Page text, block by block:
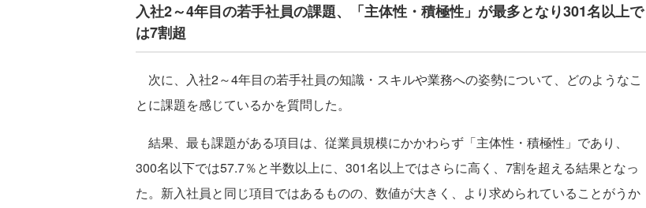
入社2～4年目の若手社員の課題、「主体性・積極性」が最多となり301名以上で
は7割超
次に、入社2～4年目の若手社員の知識・スキルや業務への姿勢について、どのようなこ
とに課題を感じているかを質問した。
結果、最も課題がある項目は、従業員規模にかかわらず「主体性・積極性」であり、
300名以下では57.7％と半数以上に、301名以上ではさらに高く、7割を超える結果となっ
た。新入社員と同じ項目ではあるものの、数値が大きく、より求められていることがうか